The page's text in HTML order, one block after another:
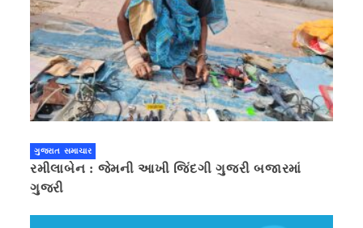
ગુજરાત સમાચાર
રમીલાબેન : જેમની આખી જિંદગી ગુજરી બજારમાં
ગુજરી